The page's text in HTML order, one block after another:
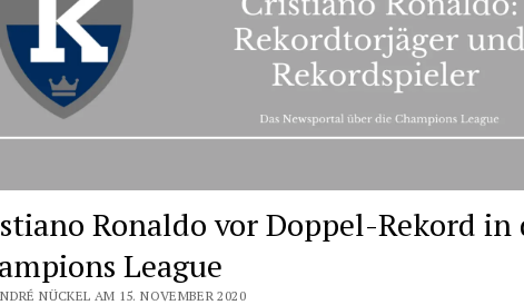
Ronaldo vor Doppel-Rekord in
League
NÜCKEL AM 15. NOVEMBER 2020